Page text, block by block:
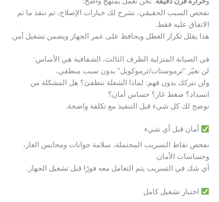
نفحص السبب الحقيقي، نشرح لك خيارات الإصلاح، ثم ننفذ ما تم
الاتفاق عليه فقط.
هذا يقلل تكرار العطل ويحافظ على عمر الجهاز ويضمن تشغيل آمن.
في الصيانة المنزلية الطرف الثالث، الشفافية هي الأساس:
لن نغيّر “ثرموستات/ثرموكوبل” بدون سبب منطقي،
ولن نتركك بدون فهم: لماذا الشعلة تنطفئ؟ هل المشكلة من
انسداد؟ ضغط غاز؟ حساس أمان؟
نوضح لك كل شيء قبل التنفيذ مع تكلفة واضحة.
أمان قبل أي شيء
نفحص نقاط التسريب المحتملة، سلامة جوانات ومحابس الغاز،
وحساسات الأمان.
أي شك في التسريب يتم التعامل معه فورًا قبل تشغيل الجهاز.
اختبار تشغيل كامل